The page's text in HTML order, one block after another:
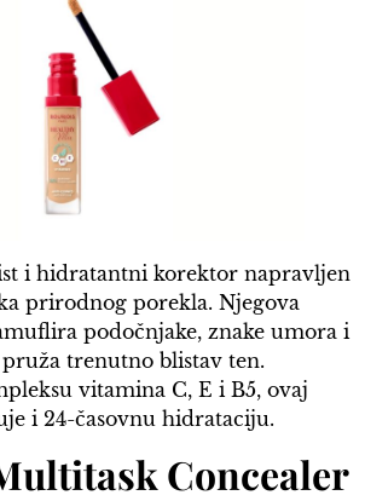
i hidratantni korektor napravljen
prirodnog porekla. Njegova
podočnjake, znake umora i
pruža trenutno blistav ten.
vitamina C, E i B5, ovaj
i 24-časovnu hidrataciju.
Concealer